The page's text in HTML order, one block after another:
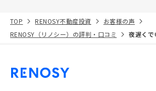
TOP RENOSY不動産投資
お客様の声
RENOSY（リノシー）の評判・口コミ
夜遅くで